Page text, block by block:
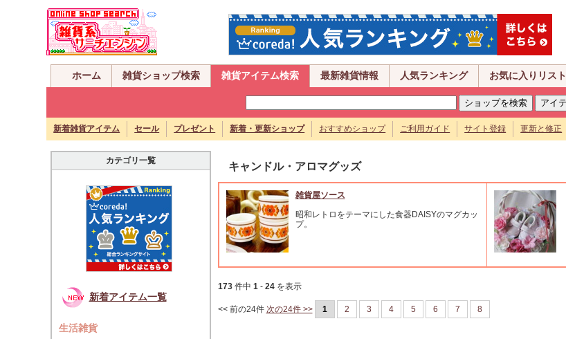
ホーム 雑貨ショップ検索 雑貨アイテム検索 最新雑貨情報 人気ランキング お気に入りリスト
新着雑貨アイテム セール プレゼント 新着・更新ショップ おすすめショップ ご利用ガイド サイト登録 更新と修正
カテゴリ一覧
新着アイテム一覧
生活雑貨
キャンドル・アロマグッズ
雑貨屋ソース
昭和レトロをテーマにした食器DAISYのマグカッ
プ。
173件中 1- 24を表示
<< 前の24件 次の24件 >> 1 2 3 4 5 6 7 8